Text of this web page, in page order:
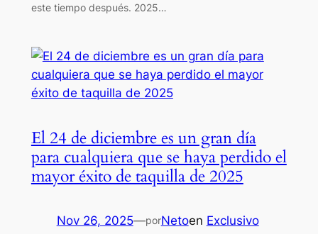
este tiempo después. 2025…
El 24 de diciembre es un gran día
para cualquiera que se haya perdido el
mayor éxito de taquilla de 2025
Nov 26, 2025—porNetoen Exclusivo